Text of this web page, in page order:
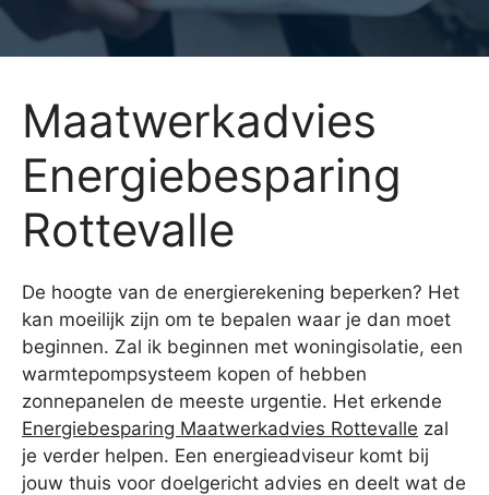
Maatwerkadvies
Energiebesparing
Rottevalle
De hoogte van de energierekening beperken? Het
kan moeilijk zijn om te bepalen waar je dan moet
beginnen. Zal ik beginnen met woningisolatie, een
warmtepompsysteem kopen of hebben
zonnepanelen de meeste urgentie. Het erkende
Energiebesparing Maatwerkadvies Rottevalle zal
je verder helpen. Een energieadviseur komt bij
jouw thuis voor doelgericht advies en deelt wat de